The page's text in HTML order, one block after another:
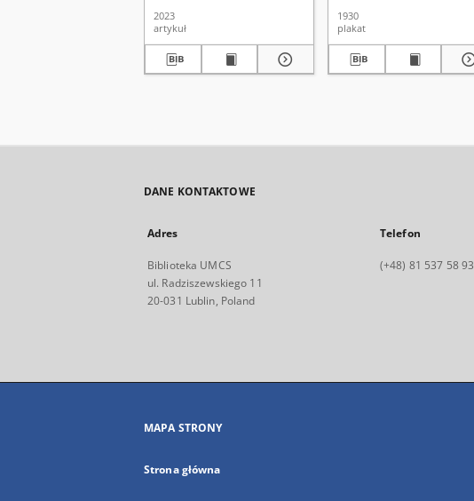
2023
artykuł
1930
plakat
DANE KONTAKTOWE
Adres
Biblioteka UMCS
ul. Radziszewskiego 11
20-031 Lublin, Poland
Telefon
(+48) 81 537 58 93
MAPA STRONY
Strona główna